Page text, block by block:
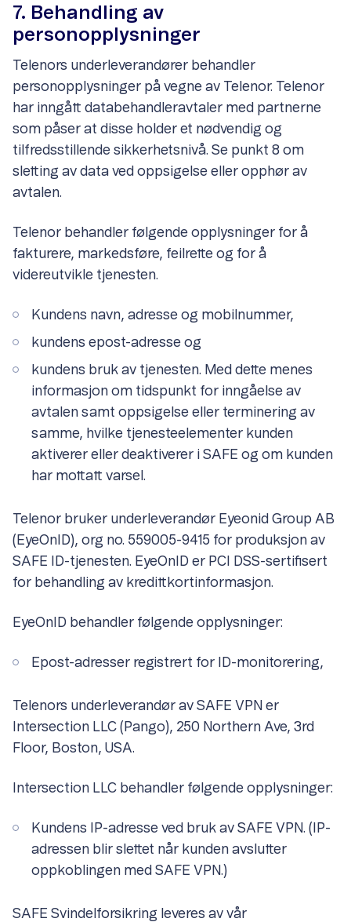
7. Behandling av
personopplysninger
Telenors underleverandører behandler
personopplysninger på vegne av Telenor. Telenor
har inngått databehandleravtaler med partnerne
som påser at disse holder et nødvendig og
tilfredsstillende sikkerhetsnivå. Se punkt 8 om
sletting av data ved oppsigelse eller opphør av
avtalen.
Telenor behandler følgende opplysninger for å
fakturere, markedsføre, feilrette og for å
videreutvikle tjenesten.
Kundens navn, adresse og mobilnummer,
kundens epost-adresse og
kundens bruk av tjenesten. Med dette menes
informasjon om tidspunkt for inngåelse av
avtalen samt oppsigelse eller terminering av
samme, hvilke tjenesteelementer kunden
aktiverer eller deaktiverer i SAFE og om kunden
har mottatt varsel.
Telenor bruker underleverandør Eyeonid Group AB
(EyeOnID), org no. 559005-9415 for produksjon av
SAFE ID-tjenesten. EyeOnID er PCI DSS-sertifisert
for behandling av kredittkortinformasjon.
EyeOnID behandler følgende opplysninger:
Epost-adresser registrert for ID-monitorering,
Telenors underleverandør av SAFE VPN er
Intersection LLC (Pango), 250 Northern Ave, 3rd
Floor, Boston, USA.
Intersection LLC behandler følgende opplysninger:
Kundens IP-adresse ved bruk av SAFE VPN. (IP-
adressen blir slettet når kunden avslutter
oppkoblingen med SAFE VPN.)
SAFE Svindelforsikring leveres av vår